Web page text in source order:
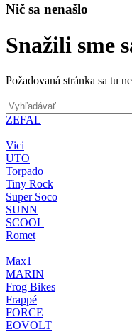
Nič sa nenašlo
Snažili sme
Požadovaná stránka sa tu
ZEFAL
Vici
UTO
Torpado
Tiny Rock
Super Soco
SUNN
SCOOL
Romet
Max1
MARIN
Frog Bikes
Frappé
FORCE
EOVOLT